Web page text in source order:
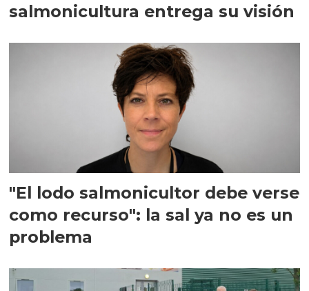
salmonicultura entrega su visión
"El lodo salmonicultor debe verse
como recurso": la sal ya no es un
problema